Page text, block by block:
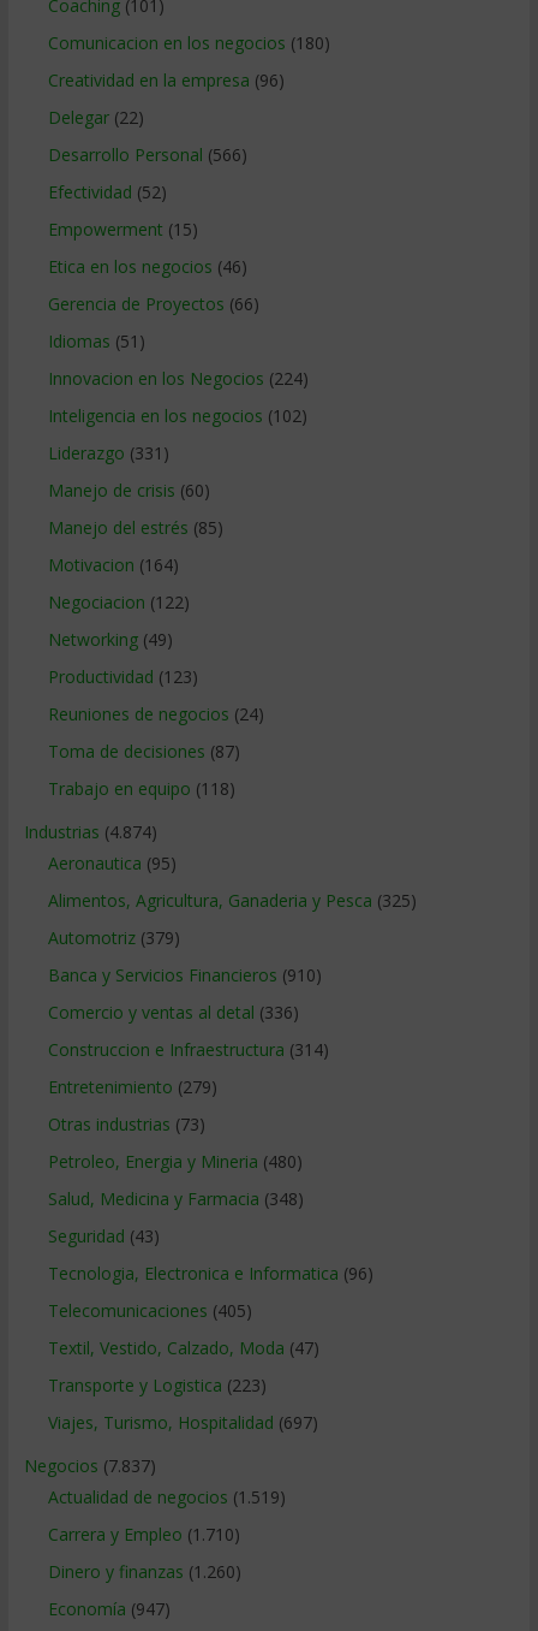
Coaching(101)
Comunicacion en los negocios (180)
Creatividad en la empresa (96)
Delegar(22)
Desarrollo Personal (566)
Efectividad (52)
Empowerment (15)
Etica en los negocios (46)
Gerencia de Proyectos (66)
Idiomas (51)
Innovacion en los Negocios (224)
Inteligencia en los negocios (102)
Liderazgo (331)
Manejo de crisis (60)
Manejo del estrés (85)
Motivacion (164)
Negociacion (122)
Networking(49)
Productividad (123)
Reuniones de negocios (24)
Toma de decisiones (87)
Trabajo en equipo (118)
Industrias (4.874)
Aeronautica (95)
Alimentos, Agricultura, Ganaderia y Pesca (325)
Automotriz(379)
Banca y Servicios Financieros (910)
Comercio y ventas al detal (336)
Construccion e Infraestructura (314)
Entretenimiento (279)
Otras industrias (73)
Petroleo, Energia y Mineria (480)
Salud, Medicina y Farmacia (348)
Seguridad (43)
Tecnologia, Electronica e Informatica (96)
Telecomunicaciones (405)
Textil, Vestido, Calzado, Moda (47)
Transporte y Logistica (223)
Viajes, Turismo, Hospitalidad (697)
Negocios (7.837)
Actualidad de negocios (1.519)
Carrera y Empleo (1.710)
Dinero y finanzas (1.260)
Economía (947)